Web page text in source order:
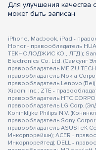
Для улучшения качества
может быть записан
iPhone, Macbook, iPad -
Honor - правообладатель
ТЕКНОЛОДЖИС КО., ЛТД.);
Electronics Co. Ltd. (Самсунг
правообладатель MEIZU
правообладатель Nokia
правообладатель Lenovo
Xiaomi Inc.; ZTE -
правообладатель HTC
правообладатель LG Corp.
Koninklijke Philips N.V.
правообладатель Sony
правообладатель ASUSTeK
Инкорпорейшн); ACER -
Инкорпорейтед); DELL -